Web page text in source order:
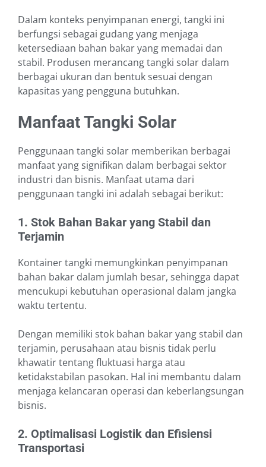
Dalam konteks penyimpanan energi, tangki ini
berfungsi sebagai gudang yang menjaga
ketersediaan bahan bakar yang memadai dan
stabil. Produsen merancang tangki solar dalam
berbagai ukuran dan bentuk sesuai dengan
kapasitas yang pengguna butuhkan.
Manfaat Tangki Solar
Penggunaan tangki solar memberikan berbagai
manfaat yang signifikan dalam berbagai sektor
industri dan bisnis. Manfaat utama dari
penggunaan tangki ini adalah sebagai berikut:
1. Stok Bahan Bakar yang Stabil dan
Terjamin
Kontainer tangki memungkinkan penyimpanan
bahan bakar dalam jumlah besar, sehingga dapat
mencukupi kebutuhan operasional dalam jangka
waktu tertentu.
Dengan memiliki stok bahan bakar yang stabil dan
terjamin, perusahaan atau bisnis tidak perlu
khawatir tentang fluktuasi harga atau
ketidakstabilan pasokan. Hal ini membantu dalam
menjaga kelancaran operasi dan keberlangsungan
bisnis.
2. Optimalisasi Logistik dan Efisiensi
Transportasi